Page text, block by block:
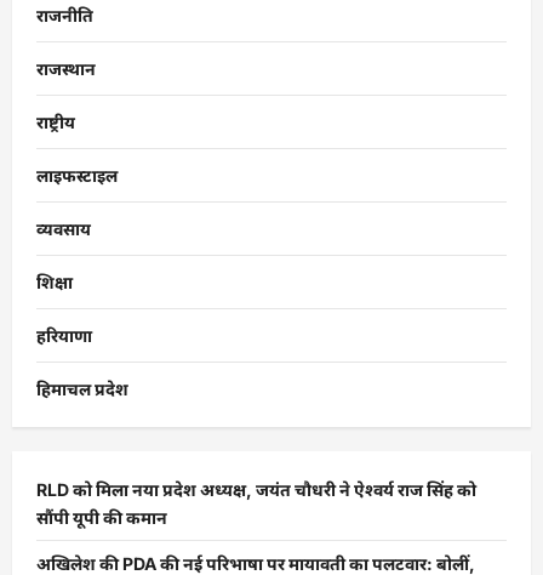
राजनीति
राजस्थान
राष्ट्रीय
लाइफस्टाइल
व्यवसाय
शिक्षा
हरियाणा
हिमाचल प्रदेश
RLD को मिला नया प्रदेश अध्यक्ष, जयंत चौधरी ने ऐश्वर्य राज सिंह को
सौंपी यूपी की कमान
अखिलेश की PDA की नई परिभाषा पर मायावती का पलटवार: बोलीं,